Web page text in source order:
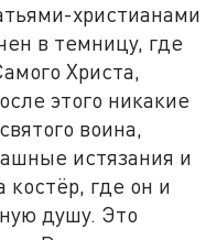
христианами
в темницу, где
Христа,
этого никакие
воина,
истязания и
где он и
душу. Это